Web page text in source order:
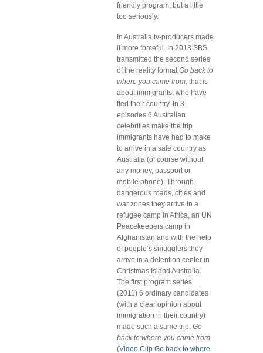
friendly program, but a little
too seriously.
In Australia tv-producers made
it more forceful. In 2013 SBS
transmitted the second series
of the reality formatGo back to
where you came from, that is
about immigrants, who have
fled their country. In 3
episodes 6 Australian
celebrities make the trip
immigrants have had to make
to arrive in a safe country as
Australia (of course without
any money, passport or
mobile phone). Through
dangerous roads, cities and
war zones they arrive in a
refugee camp in Africa, an UN
Peacekeepers camp in
Afghanistan and with the help
of people’s smugglers they
arrive in a detention center in
Christmas Island Australia.
The first program series
(2011) 6 ordinary candidates
(with a clear opinion about
immigration in their country)
made such a same trip. Go
back to where you came from
(Video Clip Go back to where